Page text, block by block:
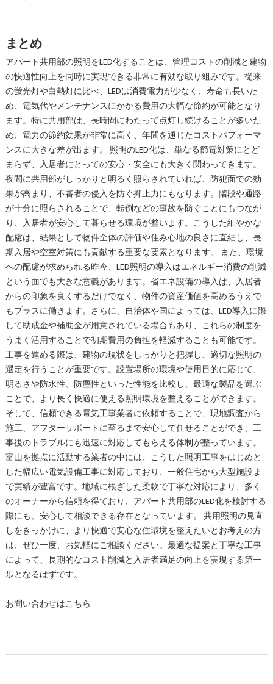
まとめ
アパート共用部の照明をLED化することは、管理コストの削減と建物
の快適性向上を同時に実現できる非常に有効な取り組みです。従来
の蛍光灯や白熱灯に比べ、LEDは消費電力が少なく、寿命も長いた
め、電気代やメンテナンスにかかる費用の大幅な節約が可能となり
ます。特に共用部は、長時間にわたって点灯し続けることが多いた
め、電力の節約効果が非常に高く、年間を通じたコストパフォーマ
ンスに大きな差が出ます。 照明のLED化は、単なる節電対策にとど
まらず、入居者にとっての安心・安全にも大きく関わってきます。
夜間に共用部がしっかりと明るく照らされていれば、防犯面での効
果が高まり、不審者の侵入を防ぐ抑止力にもなります。階段や通路
が十分に照らされることで、転倒などの事故を防ぐことにもつなが
り、入居者が安心して暮らせる環境が整います。こうした細やかな
配慮は、結果として物件全体の評価や住み心地の良さに直結し、長
期入居や空室対策にも貢献する重要な要素となります。 また、環境
への配慮が求められる昨今、LED照明の導入はエネルギー消費の削減
という面でも大きな意義があります。省エネ設備の導入は、入居者
からの印象を良くするだけでなく、物件の資産価値を高めるうえで
もプラスに働きます。さらに、自治体や国によっては、LED導入に際
して助成金や補助金が用意されている場合もあり、これらの制度を
うまく活用することで初期費用の負担を軽減することも可能です。
工事を進める際は、建物の現状をしっかりと把握し、適切な照明の
選定を行うことが重要です。設置場所の環境や使用目的に応じて、
明るさや防水性、防塵性といった性能を比較し、最適な製品を選ぶ
ことで、より長く快適に使える照明環境を整えることができます。
そして、信頼できる電気工事業者に依頼することで、現地調査から
施工、アフターサポートに至るまで安心して任せることができ、工
事後のトラブルにも迅速に対応してもらえる体制が整っています。
富山を拠点に活動する業者の中には、こうした照明工事をはじめと
した幅広い電気設備工事に対応しており、一般住宅から大型施設ま
で実績が豊富です。地域に根ざした柔軟で丁寧な対応により、多く
のオーナーから信頼を得ており、アパート共用部のLED化を検討する
際にも、安心して相談できる存在となっています。 共用照明の見直
しをきっかけに、より快適で安心な住環境を整えたいとお考えの方
は、ぜひ一度、お気軽にご相談ください。最適な提案と丁寧な工事
によって、長期的なコスト削減と入居者満足の向上を実現する第一
歩となるはずです。
お問い合わせはこちら